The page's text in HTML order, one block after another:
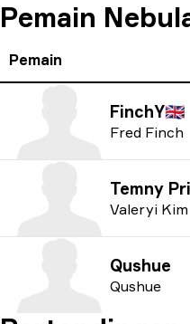
Pemain
Pemain
FinchY🇬🇧
Fred Finch
Temny Prince
Valeryi Kim
Qushue
Qushue